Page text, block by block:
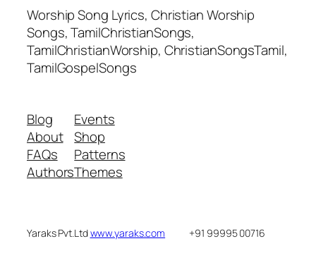
Worship Song Lyrics, Christian Worship
Songs, TamilChristianSongs,
TamilChristianWorship, ChristianSongsTamil,
TamilGospelSongs
Blog
About
FAQs
Authors
Events
Shop
Patterns
Themes
Yaraks Pvt.Ltdwww.yaraks.com +91 99995 00716